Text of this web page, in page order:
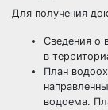
Для получения
Сведения о
в
План
водоема.